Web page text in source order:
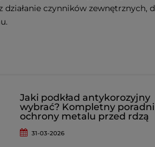
czynników zewnętrznych,
Jaki podkład antykorozyjny
wybrać? Kompletny
ochrony metalu przed rdzą
31-03-2026